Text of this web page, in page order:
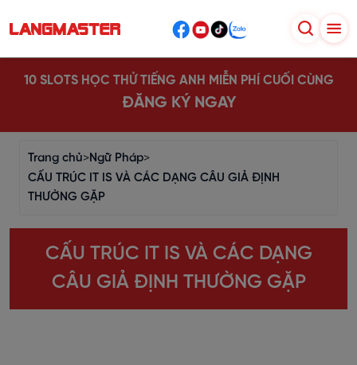
10 SLOTS HỌC THỬ TIẾNG ANH MIỄN PHÍ CUỐI CÙNG
ĐĂNG KÝ NGAY
Trang chủ>Ngữ Pháp>
CẤU TRÚC IT IS VÀ CÁC DẠNG CÂU GIẢ ĐỊNH
THƯỜNG GẶP
CẤU TRÚC IT IS VÀ CÁC DẠNG
CÂU GIẢ ĐỊNH THƯỜNG GẶP